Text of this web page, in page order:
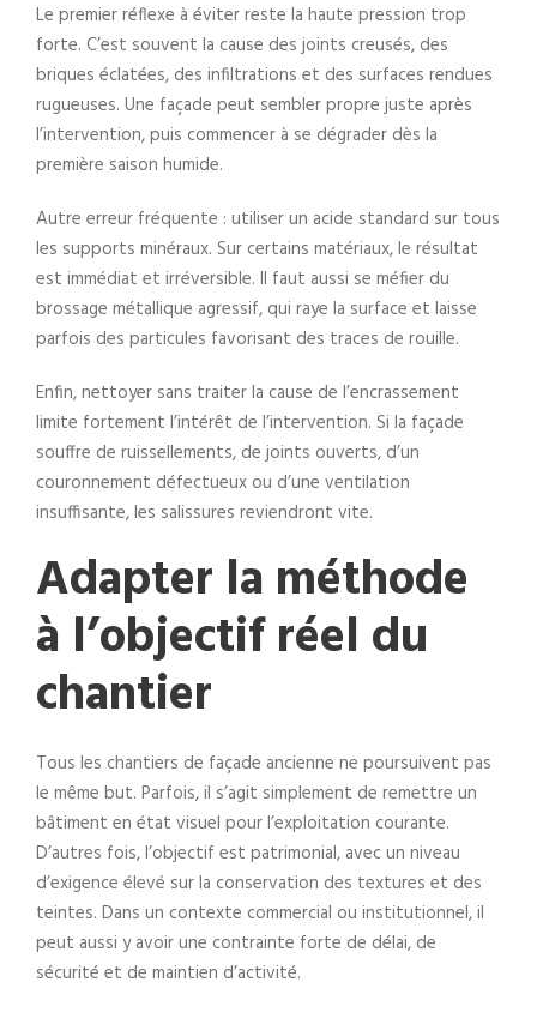
Le premier réflexe à éviter reste la haute pression trop
forte. C’est souvent la cause des joints creusés, des
briques éclatées, des infiltrations et des surfaces rendues
rugueuses. Une façade peut sembler propre juste après
l’intervention, puis commencer à se dégrader dès la
première saison humide.
Autre erreur fréquente : utiliser un acide standard sur tous
les supports minéraux. Sur certains matériaux, le résultat
est immédiat et irréversible. Il faut aussi se méfier du
brossage métallique agressif, qui raye la surface et laisse
parfois des particules favorisant des traces de rouille.
Enfin, nettoyer sans traiter la cause de l’encrassement
limite fortement l’intérêt de l’intervention. Si la façade
souffre de ruissellements, de joints ouverts, d’un
couronnement défectueux ou d’une ventilation
insuffisante, les salissures reviendront vite.
Adapter la méthode
à l’objectif réel du
chantier
Tous les chantiers de façade ancienne ne poursuivent pas
le même but. Parfois, il s’agit simplement de remettre un
bâtiment en état visuel pour l’exploitation courante.
D’autres fois, l’objectif est patrimonial, avec un niveau
d’exigence élevé sur la conservation des textures et des
teintes. Dans un contexte commercial ou institutionnel, il
peut aussi y avoir une contrainte forte de délai, de
sécurité et de maintien d’activité.